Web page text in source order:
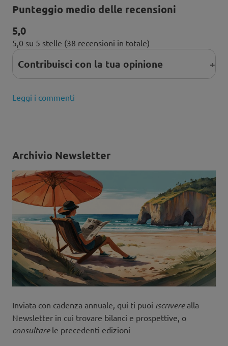
Punteggio medio delle recensioni
5,0
5,0 su 5 stelle (38 recensioni in totale)
Contribuisci con la tua opinione
Leggi i commenti
Archivio Newsletter
Inviata con cadenza annuale, qui ti puoi iscriverealla
Newsletter in cui trovare bilanci e prospettive, o
consultarele precedenti edizioni